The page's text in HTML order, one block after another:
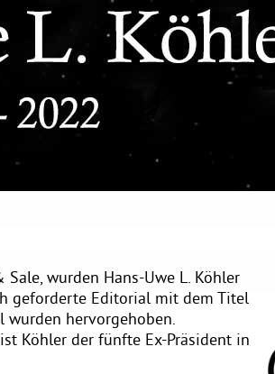
wurden Hans-Uwe L. Köhler
geforderte Editorial mit dem Titel
wurden hervorgehoben.
Köhler der fünfte Ex-Präsident in